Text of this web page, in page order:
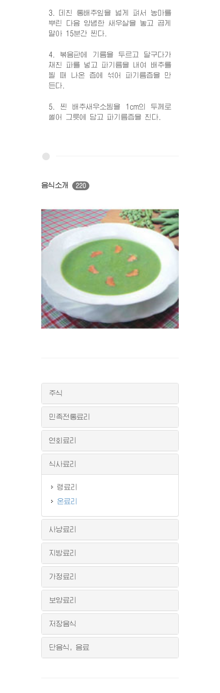
3. 데친 통배추잎을 넓게 펴서 농마를
뿌린 다음 양념한 새우살을 놓고 곱게
말아 15분간 찐다.
4. 볶음판에 기름을 두르고 달구다가
채친 파를 넣고 파기름을 내여 배추를
찔 때 나온 즙에 섞어 파기름즙을 만
든다.
5. 찐 배추새우소찜을 1cm의 두께로
썰어 그릇에 담고 파기름즙을 친다.
음식소개 220
주식
민족전통료리
연회료리
식사료리
랭료리
온료리
사냥료리
지방료리
가정료리
보양료리
저장음식
단음식, 음료